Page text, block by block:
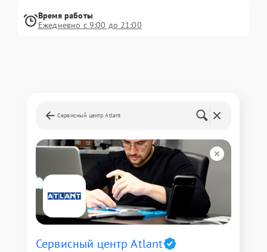
Время работы
Ежедневно с 9:00 до 21:00
Сервисный центр Atlant
Сервисный центр Atlant